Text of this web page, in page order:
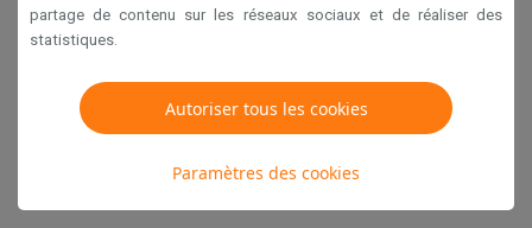
partage de contenu sur les réseaux sociaux et de réaliser des
statistiques.
Autoriser tous les cookies
Paramètres des cookies